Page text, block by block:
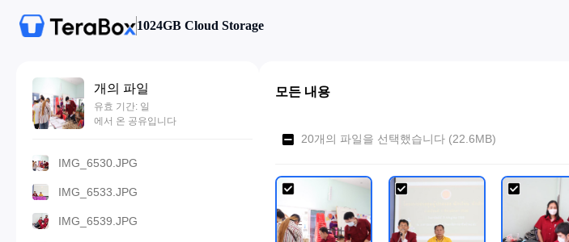
1024GB Cloud Storage
개의 파일
유효 기간: 일
에서 온 공유입니다
IMG_6530.JPG
IMG_6533.JPG
IMG_6539.JPG
모든 내용
20개의 파일을 선택했습니다 (22.6MB)